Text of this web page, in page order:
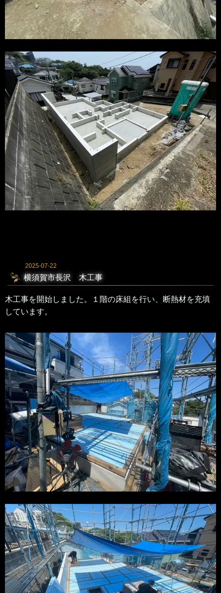
2025-07-22
横須賀市長沢 木工事
木工事を開始しました。１階の床組を行い、断熱材を充填
しています。